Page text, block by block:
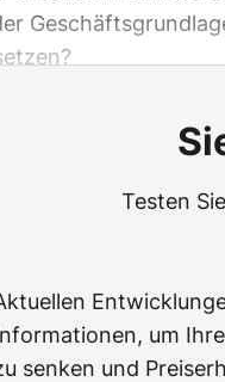
Testen
um
senken und